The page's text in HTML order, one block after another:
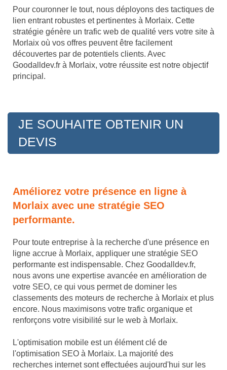
Pour couronner le tout, nous déployons des tactiques de
lien entrant robustes et pertinentes à Morlaix. Cette
stratégie génère un trafic web de qualité vers votre site à
Morlaix où vos offres peuvent être facilement
découvertes par de potentiels clients. Avec
Goodalldev.fr à Morlaix, votre réussite est notre objectif
principal.
JE SOUHAITE OBTENIR UN
DEVIS
Améliorez votre présence en ligne à
Morlaix avec une stratégie SEO
performante.
Pour toute entreprise à la recherche d'une présence en
ligne accrue à Morlaix, appliquer une stratégie SEO
performante est indispensable. Chez Goodalldev.fr,
nous avons une expertise avancée en amélioration de
votre SEO, ce qui vous permet de dominer les
classements des moteurs de recherche à Morlaix et plus
encore. Nous maximisons votre trafic organique et
renforçons votre visibilité sur le web à Morlaix.
L'optimisation mobile est un élément clé de
l'optimisation SEO à Morlaix. La majorité des
recherches internet sont effectuées aujourd'hui sur les